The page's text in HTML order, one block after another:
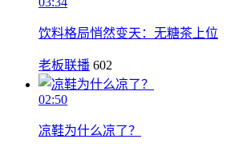
饮料格局悄然变天：无糖茶上位
老板联播 602
02:50
凉鞋为什么凉了？